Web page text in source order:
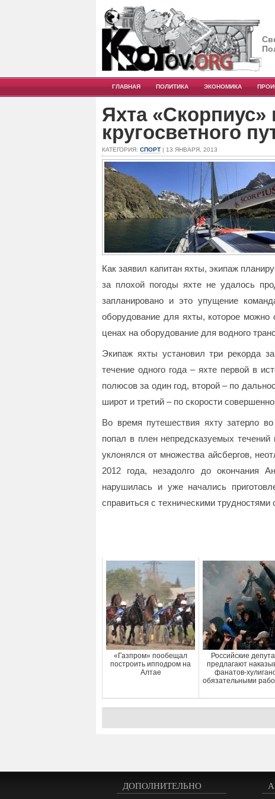
ГЛАВНАЯ ПОЛИТИКА ЭКОНОМИКА
Яхта «Скорпиус»
кругосветного
КАТЕГОРИЯ: СПОРТ | 13 ЯНВАРЯ, 2013
Как заявил капитан яхты, экипаж
за плохой погоды яхте не удалось
запланировано и это упущение
оборудование для яхты, которое можно
ценах на оборудование для водного
Экипаж яхты установил три рекорда
течение одного года – яхте первой в
полюсов за один год, второй – по
широт и третий – по скорости
Во время путешествия яхту затерло
попал в плен непредсказуемых
уклонялся от множества айсбергов,
2012 года, незадолго до окончания
нарушилась и уже начались
справиться с техническими трудностями
«Газпром» пообещал
построить ипподром на
Алтае
Российские
предлагают
фанатов-
обязательными
ДОПОЛНИТЕЛЬНО